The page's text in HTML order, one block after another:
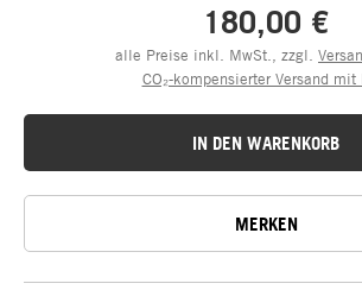
180,00 €
alle Preise inkl. MwSt., zzgl.
CO₂-kompensierter Versand mit
IN DEN WARENKORB
MERKEN